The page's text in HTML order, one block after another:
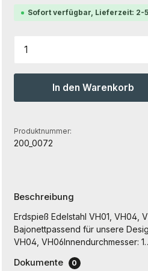
Sofort verfügbar, Lieferzeit: 2-
Produkt Anzahl: Gib
In den Warenkorb
Produktnummer:
200_0072
Beschreibung
Erdspieß Edelstahl VH01, VH04,
Bajonettpassend für unsere
VH04, VH06Innendurchmesser:
Dokumente 0